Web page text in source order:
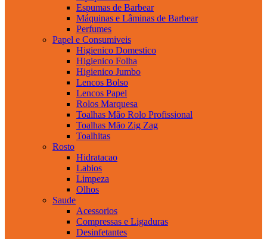
Espumas de Barbear
Máquinas e Lâminas de Barbear
Perfumes
Papel e Consumiveis
Higienico Domestico
Higienico Folha
Higienico Jumbo
Lencos Bolso
Lencos Papel
Rolos Marquesa
Toalhas Mão Rolo Profissional
Toalhas Mão Zig Zag
Toalhitas
Rosto
Hidratacao
Labios
Limpeza
Olhos
Saude
Acessorios
Compressas e Ligaduras
Desinfetantes